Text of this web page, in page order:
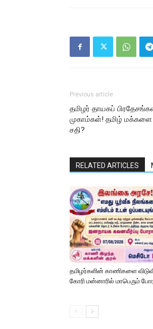
Previous article
தமிழர் தாயகப்
முகாம்கள்! தமிழ்
சதி?
RELATED ARTICLES
தமிழர்களின் காணிகளை
கோரி மன்னாரில் மாபெரும்